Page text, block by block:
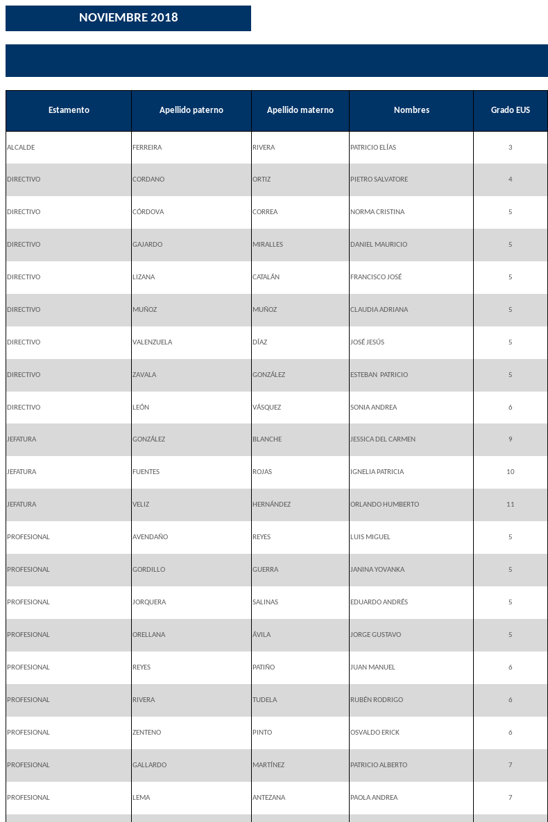
NOVIEMBRE 2018
Estamento Apellido paterno Apellido materno Nombres Grado EUS
ALCALDE FERREIRA RIVERA PATRICIO ELÍAS 3
DIRECTIVO CORDANO ORTIZ PIETRO SALVATORE 4
DIRECTIVO CÓRDOVA CORREA NORMA CRISTINA 5
DIRECTIVO GAJARDO MIRALLES DANIEL MAURICIO 5
DIRECTIVO LIZANA CATALÁN FRANCISCO JOSÉ 5
DIRECTIVO MUÑOZ MUÑOZ CLAUDIA ADRIANA 5
DIRECTIVO VALENZUELA DÍAZ JOSÉ JESÚS 5
DIRECTIVO ZAVALA GONZÁLEZ ESTEBAN PATRICIO 5
DIRECTIVO LEÓN VÁSQUEZ SONIA ANDREA 6
JEFATURA GONZÁLEZ BLANCHE JESSICA DEL CARMEN 9
JEFATURA FUENTES ROJAS IGNELIA PATRICIA 10
JEFATURA VELIZ HERNÁNDEZ ORLANDO HUMBERTO 11
PROFESIONAL AVENDAÑO REYES LUIS MIGUEL 5
PROFESIONAL GORDILLO GUERRA JANINA YOVANKA 5
PROFESIONAL JORQUERA SALINAS EDUARDO ANDRÉS 5
PROFESIONAL ORELLANA ÁVILA JORGE GUSTAVO 5
PROFESIONAL REYES PATIÑO JUAN MANUEL 6
PROFESIONAL RIVERA TUDELA RUBÉN RODRIGO 6
PROFESIONAL ZENTENO PINTO OSVALDO ERICK 6
PROFESIONAL GALLARDO MARTÍNEZ PATRICIO ALBERTO 7
PROFESIONAL LEMA ANTEZANA PAOLA ANDREA 7